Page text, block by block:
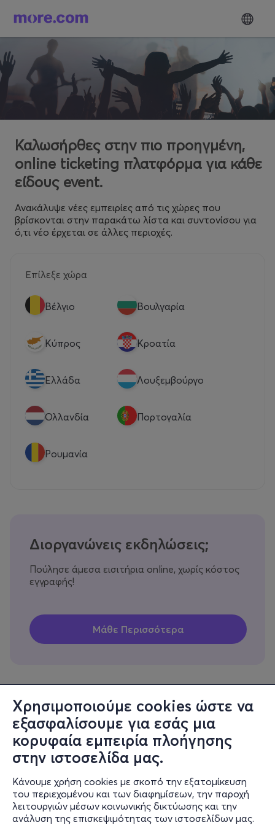
Χρησιμοποιούμε cookies ώστε να
εξασφαλίσουμε για εσάς μια
κορυφαία εμπειρία πλοήγησης
στην ιστοσελίδα μας.
Κάνουμε χρήση cookies με σκοπό την εξατομίκευση
του περιεχομένου και των διαφημίσεων, την παροχή
λειτουργιών μέσων κοινωνικής δικτύωσης και την
ανάλυση της επισκεψιμότητας των ιστοσελίδων μας.
Καλωσήρθες στην πιο προηγμένη,
online ticketing πλατφόρμα για κάθε
είδους event.
Ανακάλυψε νέες εμπειρίες από τις χώρες που
βρίσκονται στην παρακάτω λίστα και συντονίσου για
ό,τι νέο έρχεται σε άλλες περιοχές.
Επίλεξε χώρα
Βέλγιο Βουλγαρία
Κύπρος Κροατία
Eλλάδα Λουξεμβούργο
Ολλανδία Πορτογαλία
Ρουμανία
Διοργανώνεις εκδηλώσεις;
Πούλησε άμεσα εισιτήρια online, χωρίς κόστος
εγγραφής!
Πληροφορίες
Υποστήριξη
Stay Connected